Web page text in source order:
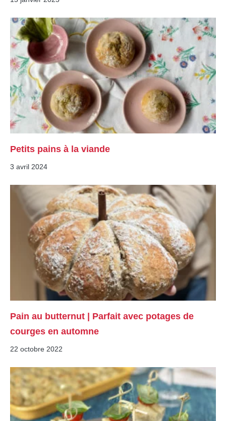
Petits pains à la viande
3 avril 2024
Pain au butternut | Parfait avec potages de
courges en automne
22 octobre 2022